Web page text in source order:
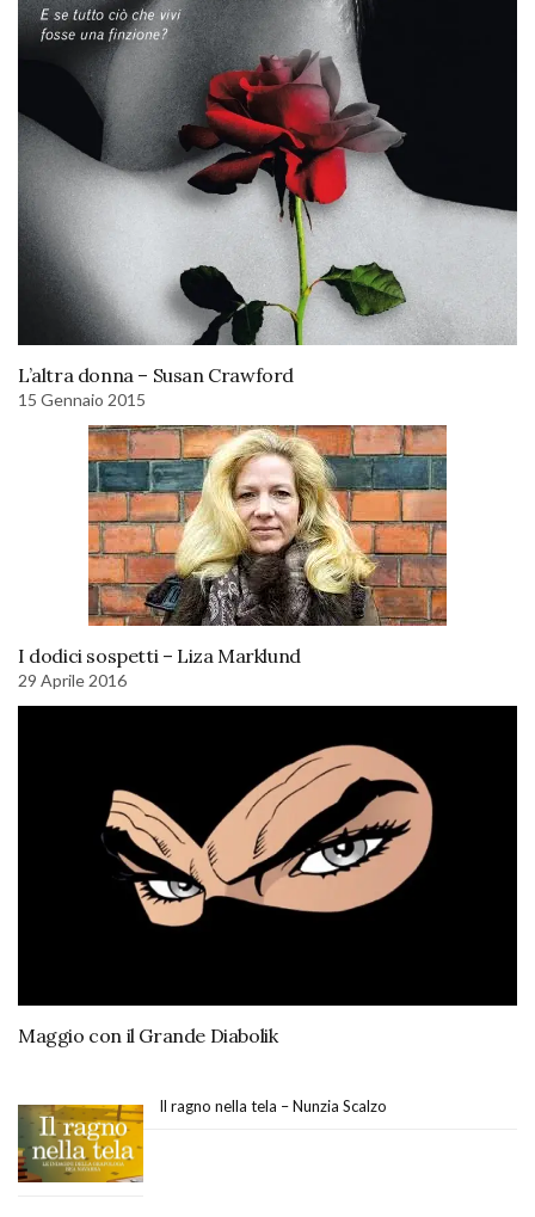
L’altra donna – Susan Crawford
15 Gennaio 2015
I dodici sospetti – Liza Marklund
29 Aprile 2016
Maggio con il Grande Diabolik
Il ragno nella tela – Nunzia Scalzo